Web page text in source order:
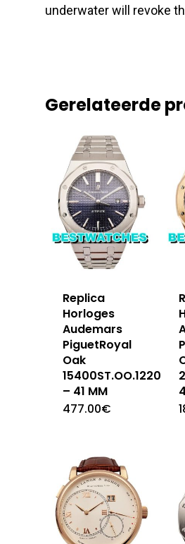
underwater will revoke
Gerelateerde
Replica
Horloges
Audemars
PiguetRoyal
Oak
– 41 MM
477.00€